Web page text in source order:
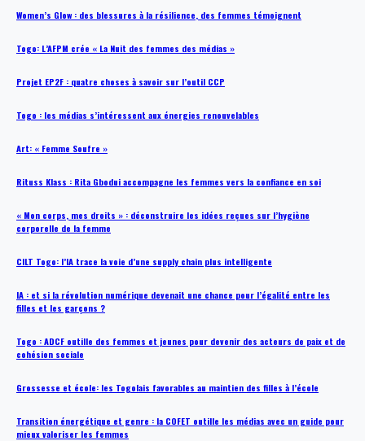
Women’s Glow : des blessures à la résilience, des femmes témoignent
Togo: L’AFPM crée « La Nuit des femmes des médias »
Projet EP2F : quatre choses à savoir sur l’outil CCP
Togo : les médias s’intéressent aux énergies renouvelables
Art: « Femme Soufre »
Rituss Klass : Rita Gbodui accompagne les femmes vers la confiance en soi
« Mon corps, mes droits » : déconstruire les idées reçues sur l’hygiène
corporelle de la femme
CILT Togo: l’IA trace la voie d’une supply chain plus intelligente
IA : et si la révolution numérique devenait une chance pour l’égalité entre les
filles et les garçons ?
Togo : ADCF outille des femmes et jeunes pour devenir des acteurs de paix et de
cohésion sociale
Grossesse et école: les Togolais favorables au maintien des filles à l’école
Transition énergétique et genre : la COFET outille les médias avec un guide pour
mieux valoriser les femmes